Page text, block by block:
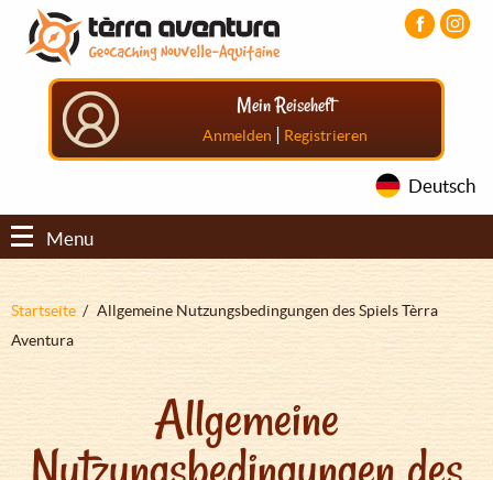
Direkt
zum
Inhalt
Aller
menu
principal
Aller
pied
Mein Reiseheft
Anmelden | Registrieren
Deutsch
Menu
Pfadnavigation
Startseite
Allgemeine Nutzungsbedingungen des Spiels Tèrra
Aventura
Allgemeine